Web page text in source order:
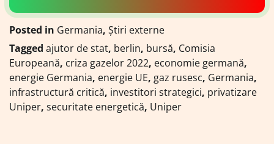
Posted in Germania, Știri externe
Tagged ajutor de stat, berlin, bursă, Comisia
Europeană, criza gazelor 2022, economie germană,
energie Germania, energie UE, gaz rusesc, Germania,
infrastructură critică, investitori strategici, privatizare
Uniper, securitate energetică, Uniper